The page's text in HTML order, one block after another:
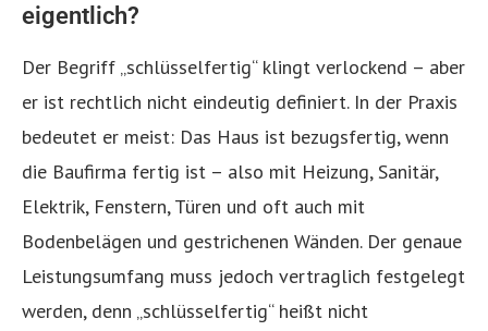
eigentlich?
Der Begriff „schlüsselfertig“ klingt verlockend – aber
er ist rechtlich nicht eindeutig definiert. In der Praxis
bedeutet er meist: Das Haus ist bezugsfertig, wenn
die Baufirma fertig ist – also mit Heizung, Sanitär,
Elektrik, Fenstern, Türen und oft auch mit
Bodenbelägen und gestrichenen Wänden. Der genaue
Leistungsumfang muss jedoch vertraglich festgelegt
werden, denn „schlüsselfertig“ heißt nicht